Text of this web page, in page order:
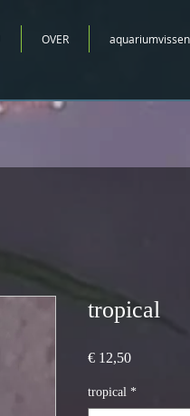
OVER aquariumvissen
tropical
€ 12,50Prijs
tropical *